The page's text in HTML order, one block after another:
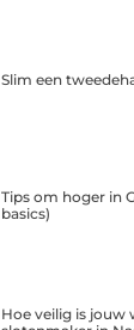
Slim een
Tips om hoger in
basics)
Hoe veilig is jouw